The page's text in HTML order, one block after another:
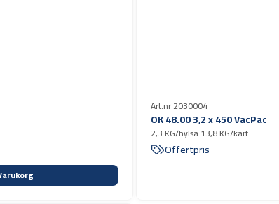
Art.nr 2030004
OK 48.00 3,2 x 450 VacPac
2,3 KG/hylsa 13,8 KG/kart
Offertpris